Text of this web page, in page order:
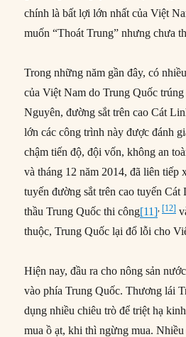
chính là bất lợi lớn nhất của Việt
muốn “Thoát Trung” nhưng chưa
Trong những năm gần đây, có
của Việt Nam do Trung Quốc
Nguyên, đường sắt trên cao Cát
lớn các công trình này được đánh
chậm tiến độ, đội vốn, không an
và tháng 12 năm 2014, đã liên tiếp
tuyến đường sắt trên cao tuyến
thầu Trung Quốc thi công[11],[12]
thuộc, Trung Quốc lại đổ lỗi cho
Hiện nay, đầu ra cho nông sản
vào phía Trung Quốc. Thương lái
dụng nhiều chiêu trò để triệt hạ
mua ồ ạt, khi thì ngừng mua. Nhiều